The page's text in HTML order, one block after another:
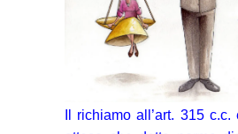
Il richiamo all’art. 315